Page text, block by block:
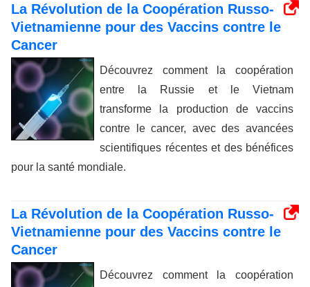
La Révolution de la Coopération Russo-
Vietnamienne pour des Vaccins contre le
Cancer
Découvrez comment la coopération
entre la Russie et le Vietnam
transforme la production de vaccins
contre le cancer, avec des avancées
scientifiques récentes et des bénéfices
pour la santé mondiale.
La Révolution de la Coopération Russo-
Vietnamienne pour des Vaccins contre le
Cancer
Découvrez comment la coopération